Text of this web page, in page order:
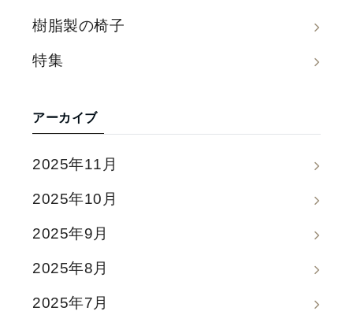
樹脂製の椅子
特集
アーカイブ
2025年11月
2025年10月
2025年9月
2025年8月
2025年7月